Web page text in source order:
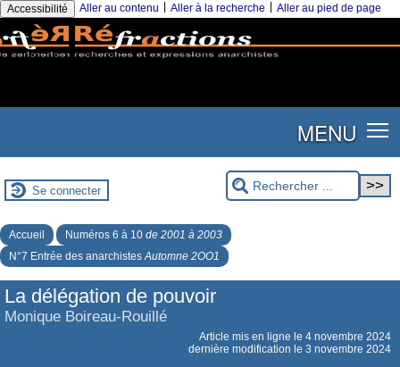
Accessibilité Aller au contenu Aller à la recherche Aller au pied de page
MENU
Se connecter
Accueil Numéros 6 à 10 de 2001 à 2003
N°7 Entrée des anarchistesAutomne 2OO1
La délégation de pouvoir
Monique Boireau-Rouillé
Article mis en ligne le 4 novembre 2024
dernière modification le 3 novembre 2024